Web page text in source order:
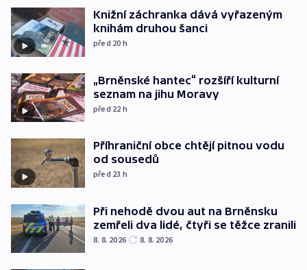
Knižní záchranka dává vyřazeným
knihám druhou šanci
před 20 h
„Brněnské hantec“ rozšíří kulturní
seznam na jihu Moravy
před 22 h
Příhraniční obce chtějí pitnou vodu
od sousedů
před 23 h
Při nehodě dvou aut na Brněnsku
zemřeli dva lidé, čtyři se těžce zranili
8. 8. 2026 8. 8. 2026